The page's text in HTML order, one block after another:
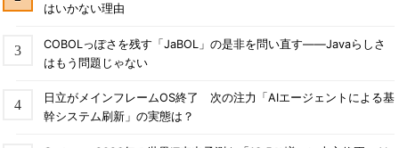
はいかない理由
COBOLっぽさを残す「JaBOL」の是非を問い直す――Javaらしさ
はもう問題じゃない
日立がメインフレームOS終了 次の注力「AIエージェントによる基
幹システム刷新」の実態は？